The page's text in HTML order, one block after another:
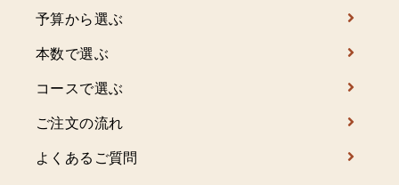
予算から選ぶ
本数で選ぶ
コースで選ぶ
ご注文の流れ
よくあるご質問